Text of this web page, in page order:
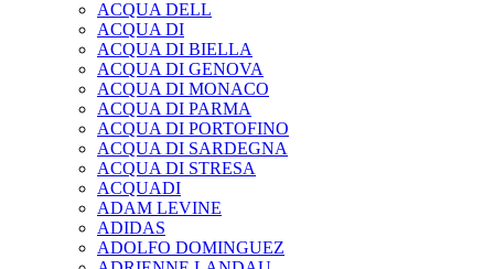
ACQUA DELL
ACQUA DI
ACQUA DI BIELLA
ACQUA DI GENOVA
ACQUA DI MONACO
ACQUA DI PARMA
ACQUA DI PORTOFINO
ACQUA DI SARDEGNA
ACQUA DI STRESA
ACQUADI
ADAM LEVINE
ADIDAS
ADOLFO DOMINGUEZ